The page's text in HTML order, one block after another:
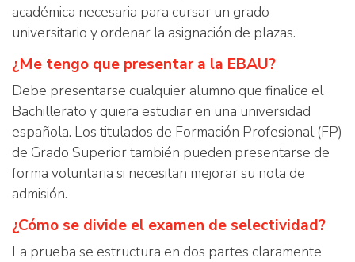
académica necesaria para cursar un grado
universitario y ordenar la asignación de plazas.
¿Me tengo que presentar a la EBAU?
Debe presentarse cualquier alumno que finalice el
Bachillerato y quiera estudiar en una universidad
española. Los titulados de Formación Profesional (FP)
de Grado Superior también pueden presentarse de
forma voluntaria si necesitan mejorar su nota de
admisión.
¿Cómo se divide el examen de selectividad?
La prueba se estructura en dos partes claramente